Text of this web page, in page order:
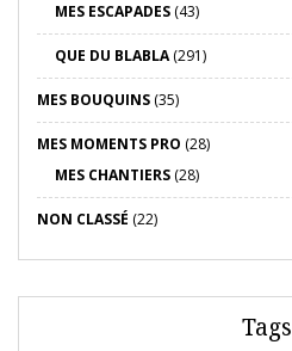
MES ESCAPADES (43)
QUE DU BLABLA(291)
MES BOUQUINS (35)
MES MOMENTS PRO (28)
MES CHANTIERS (28)
NON CLASSÉ (22)
Tags